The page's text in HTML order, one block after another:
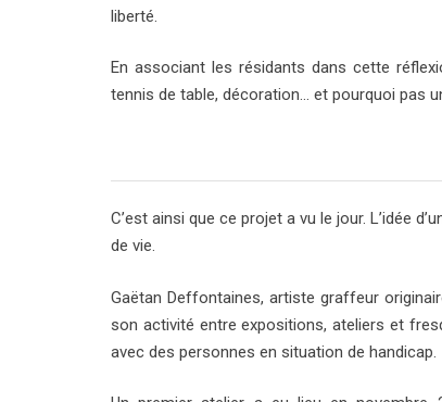
liberté.
En associant les résidants dans cette
tennis de table, décoration… et pourquoi pas
C’est ainsi que ce projet a vu le jour. L’idée
de vie.
Gaëtan Deffontaines, artiste graffeur
son activité entre expositions, ateliers et
avec des personnes en situation de handicap.